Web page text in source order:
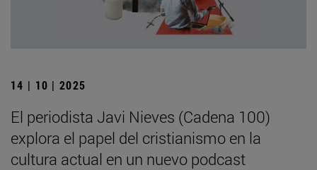
14 | 10 | 2025
El periodista Javi Nieves (Cadena 100)
explora el papel del cristianismo en la
cultura actual en un nuevo podcast